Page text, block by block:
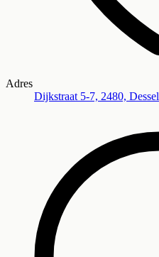
Adres
Dijkstraat 5-7, 2480, Dessel